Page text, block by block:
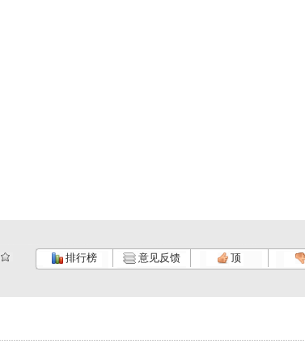
排行榜 意见反馈 顶